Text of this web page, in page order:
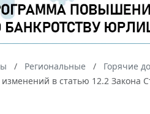
Региональные Горячие
в статью 12.2 Закона